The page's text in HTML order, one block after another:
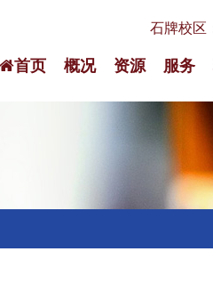
石牌校区
首页 概况 资源 服务